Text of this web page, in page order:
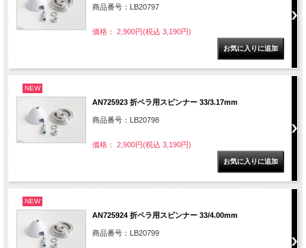
商品番号：LB20797
価格： 2,900円(税込 3,190円)
NEW
AN725923 折ペラ用スピンナー 33/3.17mm
商品番号：LB20798
価格： 2,900円(税込 3,190円)
NEW
AN725924 折ペラ用スピンナー 33/4.00mm
商品番号：LB20799